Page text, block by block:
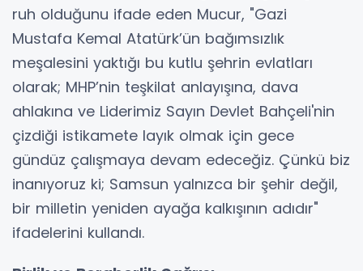
ruh olduğunu ifade eden Mucur, "Gazi
Mustafa Kemal Atatürk’ün bağımsızlık
meşalesini yaktığı bu kutlu şehrin evlatları
olarak; MHP’nin teşkilat anlayışına, dava
ahlakına ve Liderimiz Sayın Devlet Bahçeli'nin
çizdiği istikamete layık olmak için gece
gündüz çalışmaya devam edeceğiz. Çünkü biz
inanıyoruz ki; Samsun yalnızca bir şehir değil,
bir milletin yeniden ayağa kalkışının adıdır"
ifadelerini kullandı.